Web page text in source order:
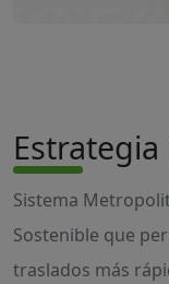
Sistema
Sostenible que
traslados más